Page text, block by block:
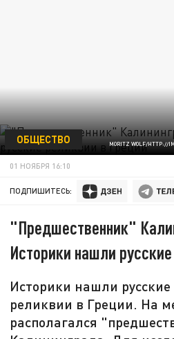
MORITZ WOLF/HTTP://
ОБЩЕСТВО
01 НОЯБРЯ 16:10
ПОДПИШИТЕСЬ:
"Предшественник"
Историки нашли
Историки нашли русские
реликвии в Греции. На
располагался